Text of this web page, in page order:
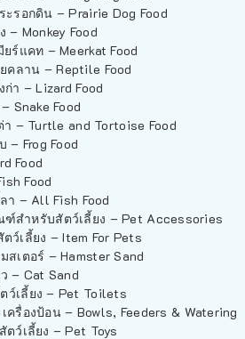
ะรอกดิน – Prairie Dog Food
– Monkey Food
ยร์แคท – Meerkat Food
คลาน – Reptile Food
ก่า – Lizard Food
Snake Food
า – Turtle and Tortoise Food
– Frog Food
Food
Food
า – All Fish Food
สำหรับสัตว์เลี้ยง – Pet Accessories
ว์เลี้ยง – Item For Pets
สเตอร์ – Hamster Sand
– Cat Sand
ว์เลี้ยง – Pet Toilets
ครื่องป้อน – Bowls, Feeders & Watering
ตว์เลี้ยง – Pet Toys